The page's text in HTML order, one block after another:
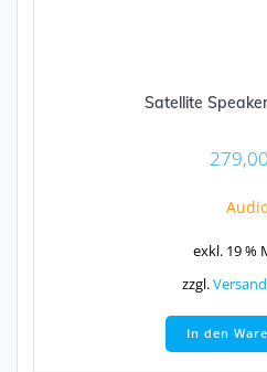
Satellite
279,00
exkl. 19 %
zzgl.
In den